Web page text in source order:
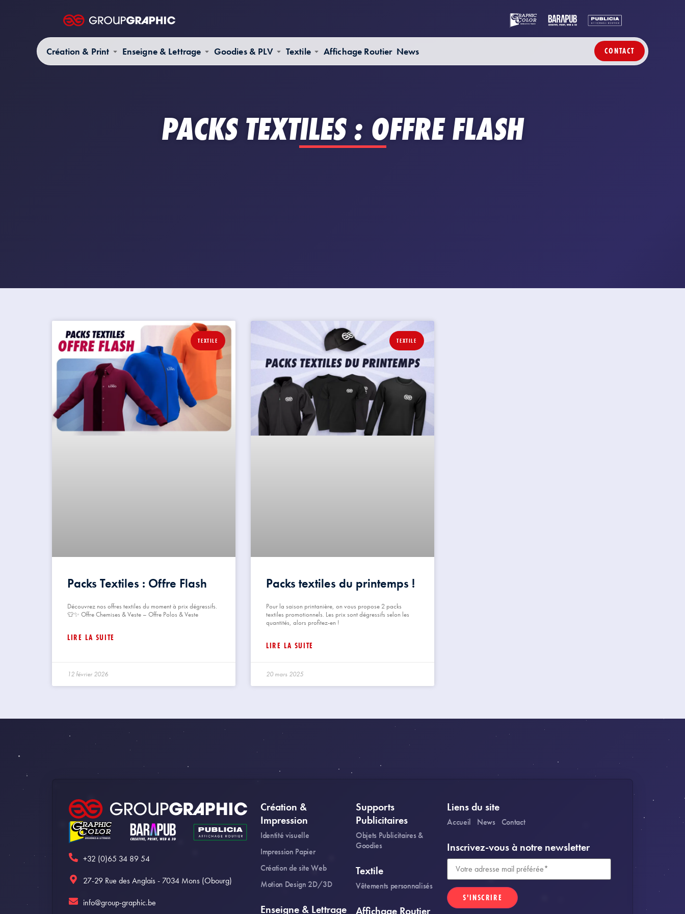
Création & Print Enseigne & Lettrage Goodies & PLV Textile Affichage Routier News CONTACT
PACKS TEXTILES : OFFRE FLASH
TEXTILE
Packs Textiles : Offre Flash
Découvrez nos offres textiles du moment à prix dégressifs.
👕✨ Offre Chemises & Veste – Offre Polos & Veste
LIRE LA SUITE
12 février 2026
TEXTILE
Packs textiles du printemps !
Pour la saison printanière, on vous propose 2 packs
textiles promotionnels. Les prix sont dégressifs selon les
quantités, alors profitez-en !
LIRE LA SUITE
20 mars 2025
+32 (0)65 34 89 54
27-29 Rue des Anglais - 7034 Mons (Obourg)
info@group-graphic.be
Création &
Impression
Identité visuelle
Impression Papier
Création de site Web
Motion Design 2D/3D
Enseigne & Lettrage
Supports
Publicitaires
Objets Publicitaires &
Goodies
Textile
Vêtements personnalisés
Affichage Routier
Liens du site
Accueil News Contact
Inscrivez-vous à notre newsletter